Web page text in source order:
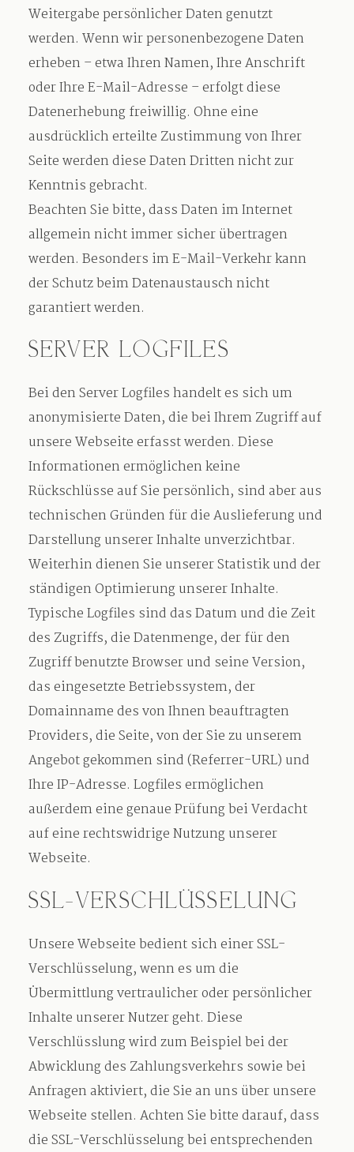
Weitergabe persönlicher Daten genutzt
werden. Wenn wir personenbezogene Daten
erheben – etwa Ihren Namen, Ihre Anschrift
oder Ihre E-Mail-Adresse – erfolgt diese
Datenerhebung freiwillig. Ohne eine
ausdrücklich erteilte Zustimmung von Ihrer
Seite werden diese Daten Dritten nicht zur
Kenntnis gebracht.
Beachten Sie bitte, dass Daten im Internet
allgemein nicht immer sicher übertragen
werden. Besonders im E-Mail-Verkehr kann
der Schutz beim Datenaustausch nicht
garantiert werden.
SERVER LOGFILES
Bei den Server Logfiles handelt es sich um
anonymisierte Daten, die bei Ihrem Zugriff auf
unsere Webseite erfasst werden. Diese
Informationen ermöglichen keine
Rückschlüsse auf Sie persönlich, sind aber aus
technischen Gründen für die Auslieferung und
Darstellung unserer Inhalte unverzichtbar.
Weiterhin dienen Sie unserer Statistik und der
ständigen Optimierung unserer Inhalte.
Typische Logfiles sind das Datum und die Zeit
des Zugriffs, die Datenmenge, der für den
Zugriff benutzte Browser und seine Version,
das eingesetzte Betriebssystem, der
Domainname des von Ihnen beauftragten
Providers, die Seite, von der Sie zu unserem
Angebot gekommen sind (Referrer-URL) und
Ihre IP-Adresse. Logfiles ermöglichen
außerdem eine genaue Prüfung bei Verdacht
auf eine rechtswidrige Nutzung unserer
Webseite.
SSL-VERSCHLÜSSELUNG
Unsere Webseite bedient sich einer SSL-
Verschlüsselung, wenn es um die
Übermittlung vertraulicher oder persönlicher
Inhalte unserer Nutzer geht. Diese
Verschlüsslung wird zum Beispiel bei der
Abwicklung des Zahlungsverkehrs sowie bei
Anfragen aktiviert, die Sie an uns über unsere
Webseite stellen. Achten Sie bitte darauf, dass
die SSL-Verschlüsselung bei entsprechenden